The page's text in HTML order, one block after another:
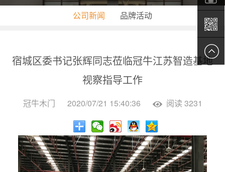
电话热
线：
二维码
公司新闻 品牌活动
宿城区委书记张辉同志莅临冠牛江苏智造基地
视察指导工作
冠牛木门 2020/07/21 15:40:36 阅读 3231